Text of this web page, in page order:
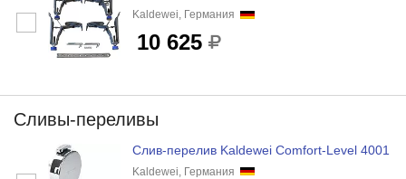
Kaldewei, Германия
10 625
Сливы-переливы
Слив-перелив Kaldewei Comfort-Level 4001
Kaldewei, Германия